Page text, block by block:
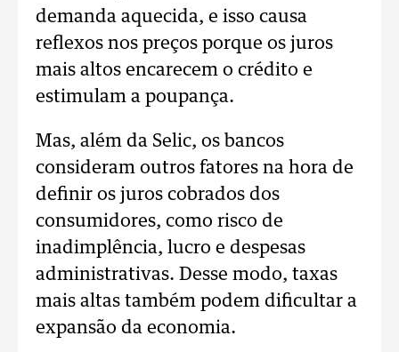
demanda aquecida, e isso causa
reflexos nos preços porque os juros
mais altos encarecem o crédito e
estimulam a poupança.
Mas, além da Selic, os bancos
consideram outros fatores na hora de
definir os juros cobrados dos
consumidores, como risco de
inadimplência, lucro e despesas
administrativas. Desse modo, taxas
mais altas também podem dificultar a
expansão da economia.